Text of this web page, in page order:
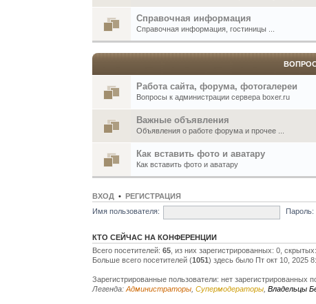
Справочная информация
Справочная информация, гостиницы ...
Работа сайта, форума, фотогалереи
Вопросы к администрации сервера boxer.ru
Важные объявления
Объявления о работе форума и прочее ...
Как вставить фото и аватару
Как вставить фото и аватару
ВХОД •РЕГИСТРАЦИЯ
Имя пользователя:
Пароль:
КТО СЕЙЧАС НА КОНФЕРЕНЦИИ
Всего посетителей:65 , из них зарегистрированных: 0,
Больше всего посетителей (1051) здесь было Пт окт 10, 2025
Зарегистрированные пользователи: нет зарегистрированных
Легенда:Администраторы ,Супермодераторы ,Владельцы